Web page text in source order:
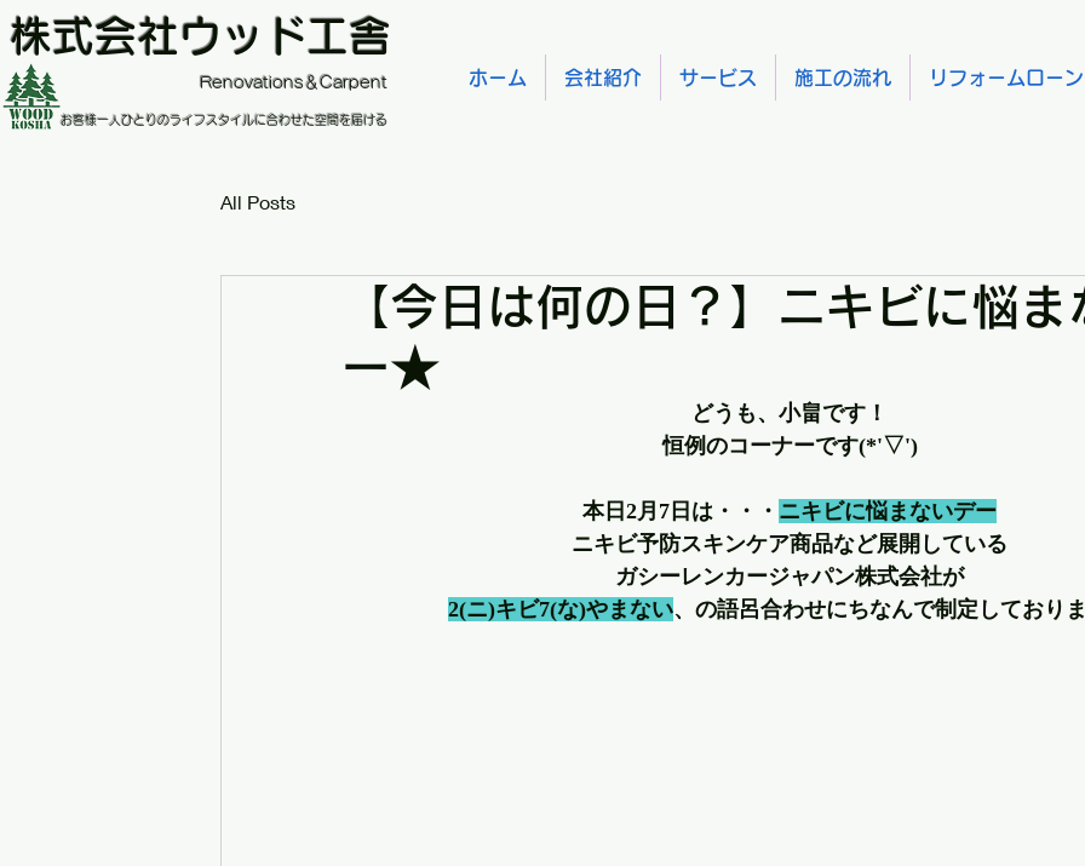
ホーム 会社紹介 サービス 施工の流れ リフォームローン
株式会社ウッド工舎
​Renovations＆Carpent
お客様一人ひとりのライフスタイルに合わせた空間を届ける
All Posts
【今日は何の日？】ニキビに悩ま
ー★
どうも、小畠です！
恒例のコーナーです(*'▽')
本日2月7日は・・・ ニキビに悩まないデー
ニキビ予防スキンケア商品など展開している
ガシーレンカージャパン株式会社が
2(ニ)キビ7(な)やまない、の語呂合わせにちなんで制定しており